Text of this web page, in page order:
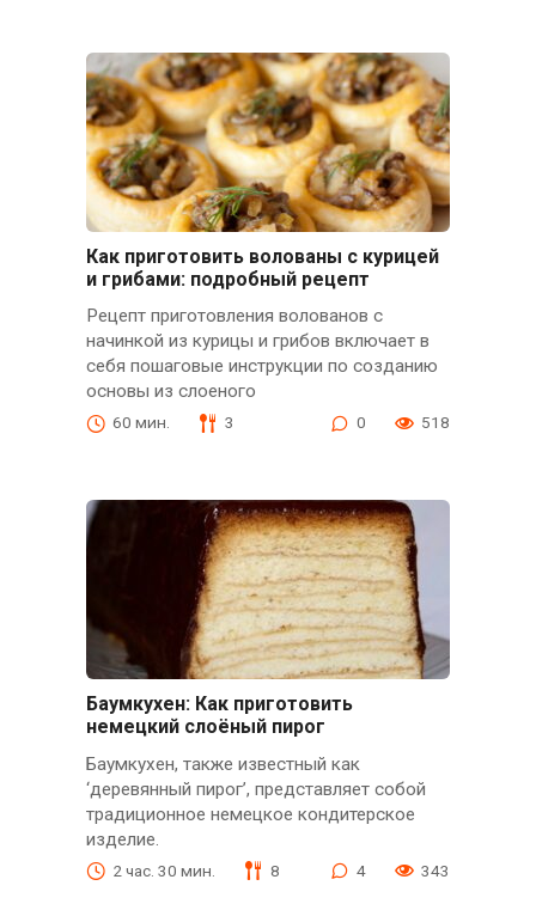
Как приготовить волованы с курицей
и грибами: подробный рецепт
Рецепт приготовления волованов с
начинкой из курицы и грибов включает в
себя пошаговые инструкции по созданию
основы из слоеного
60 мин. 3 0 518
Баумкухен: Как приготовить
немецкий слоёный пирог
Баумкухен, также известный как
‘деревянный пирог’, представляет собой
традиционное немецкое кондитерское
изделие.
2 час. 30 мин. 8 4 343